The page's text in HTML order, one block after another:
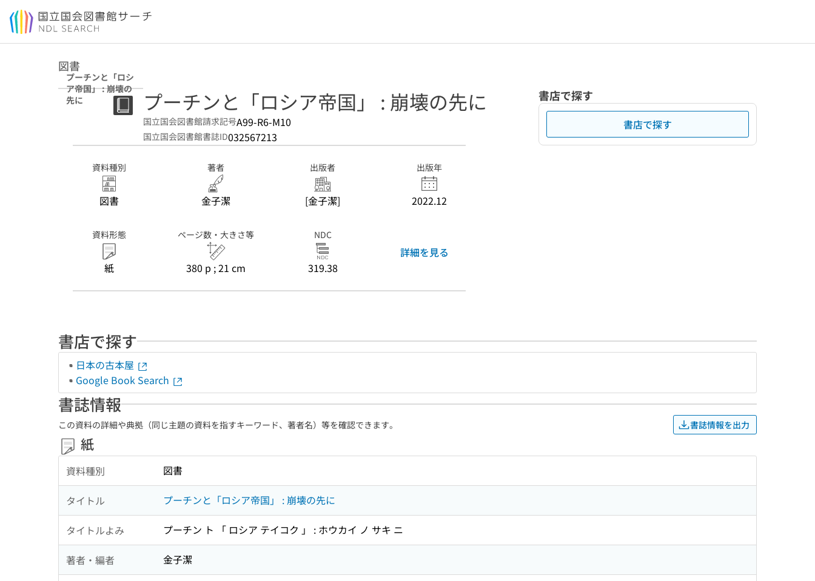
本文へ移動
図書
プーチンと「ロシ
ア帝国」 : 崩壊の
先に
プーチンと「ロシア帝国」 : 崩壊の先に
国立国会図書館請求記号A99-R6-M10
国立国会図書館書誌ID032567213
資料種別
図書
著者
金子潔
出版者
[金子潔]
出版年
2022.12
資料形態
紙
ページ数・大きさ等
380 p ; 21 cm
NDC
319.38
詳細を見る
書店で探す
書店で探す
書店で探す
日本の古本屋
Google Book Search
書誌情報
この資料の詳細や典拠（同じ主題の資料を指すキーワード、著者名）等を確認できます。 書誌情報を出力
紙
資料種別 図書
タイトル プーチンと「ロシア帝国」 : 崩壊の先に
タイトルよみ プーチン ト 「 ロシア テイコク 」 : ホウカイ ノ サキ ニ
著者・編者 金子潔